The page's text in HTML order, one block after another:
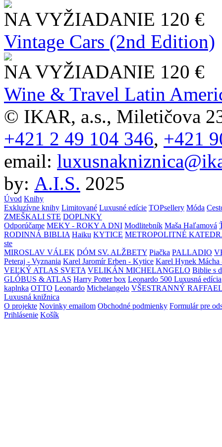
NA VYŽIADANIE 120 €
Vintage Cars (2nd Edition)
NA VYŽIADANIE 120 €
Wine & Travel Latin
© IKAR, a.s., Miletičova
+421 2 49 104 346, +421
email:
by: A.I.S. 2025
Úvod Knihy
Exkluzívne knihy Limitované Luxusné edície TOPsellery Móda
ZMEŠKALI STE DOPLNKY
Odporúčame MEKY - ROKY A DNI Modlitebník Maša Haľamová
RODINNÁ BIBLIA Haiku KYTICE METROPOLITNÉ
ste
MIROSLAV VÁLEK DÓM SV. ALŽBETY Piačka PALLADIO
Peteraj - Vyznania Karel Jaromír Erben - Kytice Karel Hynek Mácha
VEĽKÝ ATLAS SVETA VELIKÁN MICHELANGELO Biblie s
GLÓBUS & ATLAS Harry Potter box Leonardo 500 Luxusná edícia
kaplnka OTTO Leonardo Michelangelo VŠESTRANNÝ
Luxusná knižnica
O projekte Novinky emailom Obchodné podmienky Formulár pre
Prihlásenie Košík